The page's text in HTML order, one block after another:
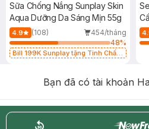
Sữa Chống Nắng Sunplay Skin
Aqua Dưỡng Da Sáng Mịn 55g
4.9 (108)
454/tháng
48%
Bill 199K Sunplay tặng Tinh Chất
Bạn đã có tài khoản